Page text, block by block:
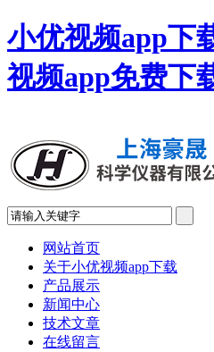
小优视频app下
视频app免费下
网站首页
关于小优视频app下载
产品展示
新闻中心
技术文章
在线留言